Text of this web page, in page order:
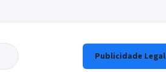
Publicidade Legal